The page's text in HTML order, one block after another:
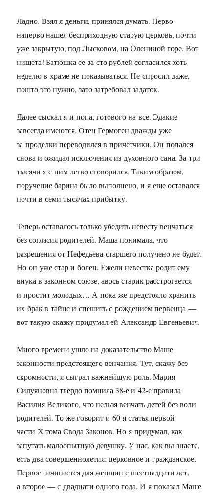
Ладно. Взял я деньги, принялся думать. Перво-
наперво нашел бесприходную старую церковь, почти
уже закрытую, под Лысковом, на Олениной горе. Вот
нищета! Батюшка ее за сто рублей согласился хоть
неделю в храме не показываться. Не спросил даже,
пошто это нужно, зато затребовал задаток.
Далее сыскал я и попа, готового на все. Эдакие
завсегда имеются. Отец Гермоген дважды уже
за проделки переводился в причетчики. Он попался
снова и ожидал исключения из духовного сана. За три
тысячи я с ним легко сговорился. Таким образом,
поручение барина было выполнено, и я еще оставался
почти в семи тысячах прибытку.
Теперь оставалось только убедить невесту венчаться
без согласия родителей. Маша понимала, что
разрешения от Нефедьева-старшего получено не будет.
Но он уже стар и болен. Ежели невестка родит ему
внука в законном союзе, авось старик расстрогается
и простит молодых… А пока же предстояло хранить
их брак в тайне и спешить с рождением первенца —
вот такую сказку придумал ей Александр Евгеньевич.
Много времени ушло на доказательство Маше
законности предстоящего венчания. Тут, скажу без
скромности, я сыграл важнейшую роль. Мария
Силуяновна твердо помнила 38-еи42-еправила
Василия Великого, что нельзя венчать детей без воли
родителей. То же говорит и60-ястатья первой
части Х тома Свода Законов. Но я придумал, как
запутать малоопытную девушку. У нас, как вы знаете,
есть два совершеннолетия: церковное и гражданское.
Первое начинается для женщин с шестнадцати лет,
а второе — с двадцати одного года. И я показал Маше